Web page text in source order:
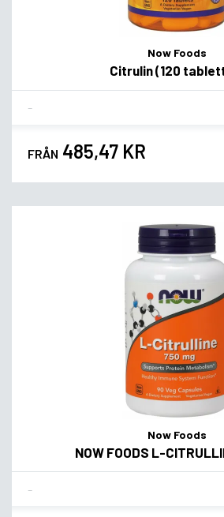
Now Foods
Citrulin (120
FRÅN 485,47 KR
Now Foods
NOW FOODS L-